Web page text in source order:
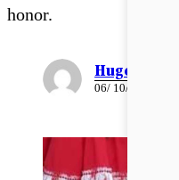
honor.
Hugo Infante
06/ 10/ 2022